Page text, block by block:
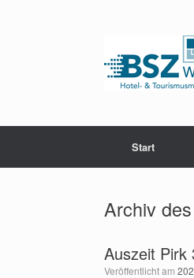
Start
Archiv
Auszeit Pirk
Veröffentlicht am